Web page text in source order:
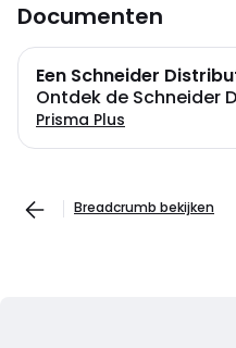
Documenten
Een Schneider
Ontdek de Schneider
Prisma Plus
Breadcrumb bekijken